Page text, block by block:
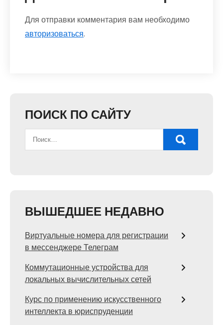
Для отправки комментария вам необходимо
авторизоваться.
ПОИСК ПО САЙТУ
ВЫШЕДШЕЕ НЕДАВНО
Виртуальные номера для регистрации
в мессенджере Телеграм
Коммутационные устройства для
локальных вычислительных сетей
Курс по применению искусственного
интеллекта в юриспруденции